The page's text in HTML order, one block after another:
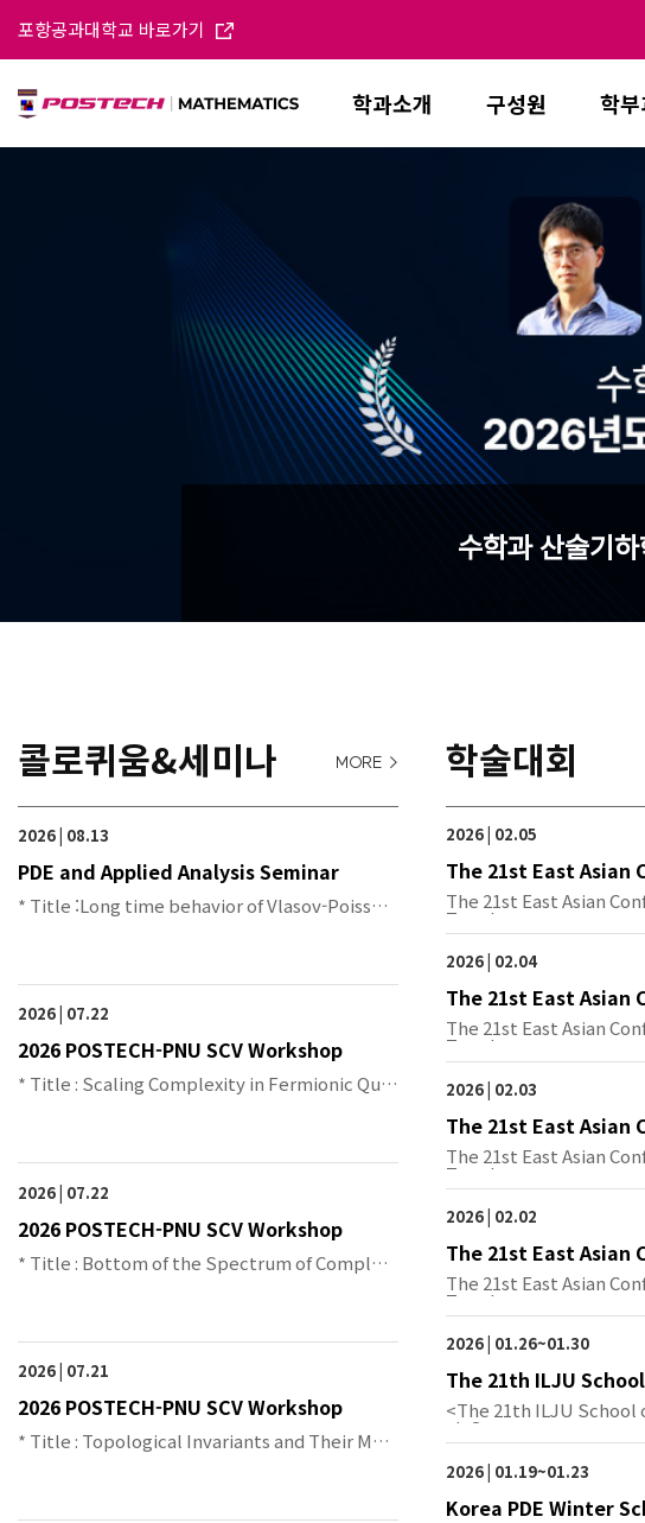
포항공과대학교 바로가기
학과소개 구성원 학
수학과 산술기
콜로퀴움&세미나 MORE >
2026 | 08.13
PDE and Applied Analysis Seminar
* Title :Long time behavior of Vlasov-Poisson
2026 | 07.22
2026 POSTECH-PNU SCV Workshop
* Title : Scaling Complexity in Fermionic Qua
2026 | 07.22
2026 POSTECH-PNU SCV Workshop
* Title : Bottom of the Spectrum of Complet
2026 | 07.21
2026 POSTECH-PNU SCV Workshop
* Title : Topological Invariants and Their Mon
학술대회
2026 | 02.05
The 21st East Asian
metric Topology
The 21st East Asian
Topolo…
2026 | 02.04
The 21st East Asian
metric Topology
The 21st East Asian
Topolo…
2026 | 02.03
The 21st East Asian
metric Topology
The 21st East Asian
Topolo…
2026 | 02.02
The 21st East Asian
metric Topology
The 21st East Asian
Topolo…
2026 | 01.26~01.30
The 21th ILJU
anach Spaces and
<The 21th ILJU School
ch Sp…
2026 | 01.19~01.23
Korea PDE Winter